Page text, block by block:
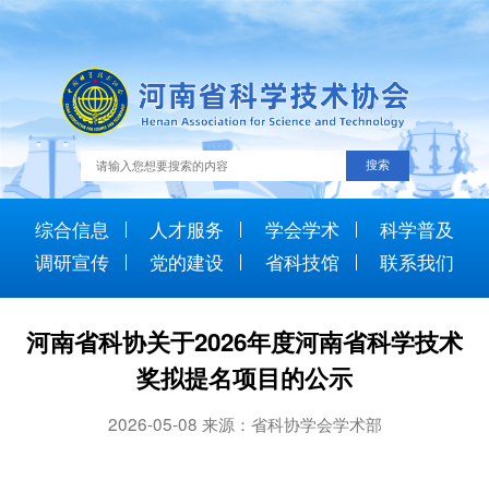
综合信息 人才服务 学会学术
科学普及
调研宣传
党的建设 省科技馆 联系我们
河南省科协关于2026年度河南省科学技术
奖拟提名项目的公示
2026-05-08 来源：省科协学会学术部